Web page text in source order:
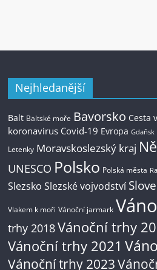
Nejhledanější
Balt Baltské moře Bavorsko Cesta
koronavirus Covid-19 Evropa Gdaňsk
Letenky Moravskoslezský kraj
UNESCO Polsko Polská města
Slezsko Slezské vojvodství
Vlakem k moři Vánoční jarmark
trhy 2018Vánoční trhy
Vánoční trhy 2021
Vánoční trhy 2023